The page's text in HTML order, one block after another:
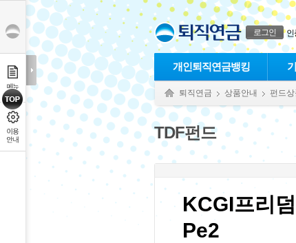
본문으로 바로가기
푸터 바로가기
로그인 인
개인퇴직연금뱅킹
퇴직연금 상품안내 펀드상
TDF펀드
KCGI프리
Pe2